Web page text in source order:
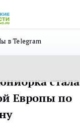
в Telegram
стала
Европы по